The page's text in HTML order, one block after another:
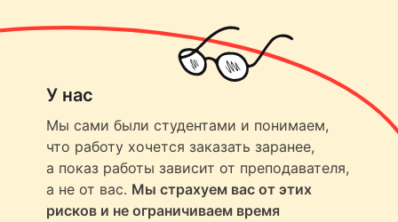
У нас
Мы сами были студентами и понимаем,
что работу хочется заказать заранее,
а показ работы зависит от преподавателя,
а не от вас. Мы страхуем вас от этих
рисков и не ограничиваем время